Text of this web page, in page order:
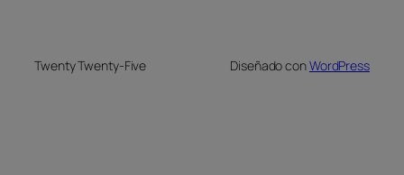
Twenty Twenty-Five Diseñado conWordPress